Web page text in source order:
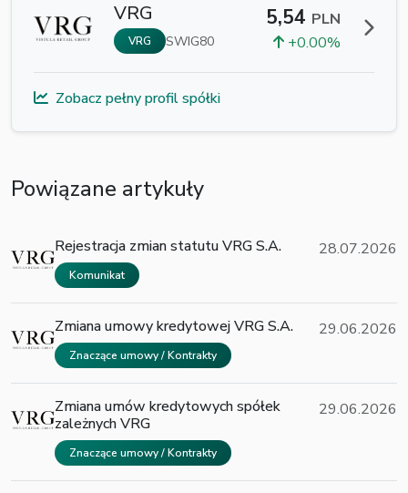
VRG
VRG SWIG80
5,54 PLN
+0.00%
Zobacz pełny profil spółki
Powiązane artykuły
Rejestracja zmian statutu VRG S.A.
Komunikat
28.07.2026
Zmiana umowy kredytowej VRG S.A.
Znaczące umowy / Kontrakty
29.06.2026
Zmiana umów kredytowych spółek
zależnych VRG
Znaczące umowy / Kontrakty
29.06.2026